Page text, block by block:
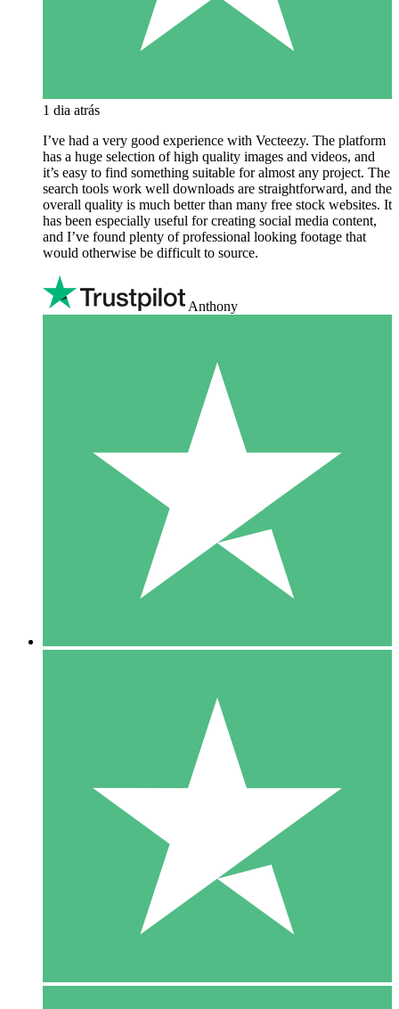
1 dia atrás
I’ve had a very good experience with Vecteezy. The platform
has a huge selection of high quality images and videos, and
it’s easy to find something suitable for almost any project. The
search tools work well downloads are straightforward, and the
overall quality is much better than many free stock websites. It
has been especially useful for creating social media content,
and I’ve found plenty of professional looking footage that
would otherwise be difficult to source.
Anthony